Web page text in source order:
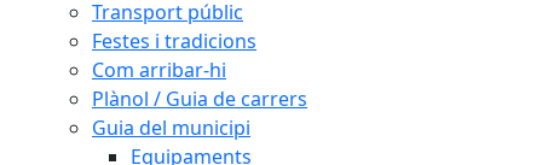
Transport públic
Festes i tradicions
Com arribar-hi
Plànol / Guia de carrers
Guia del municipi
Equipaments